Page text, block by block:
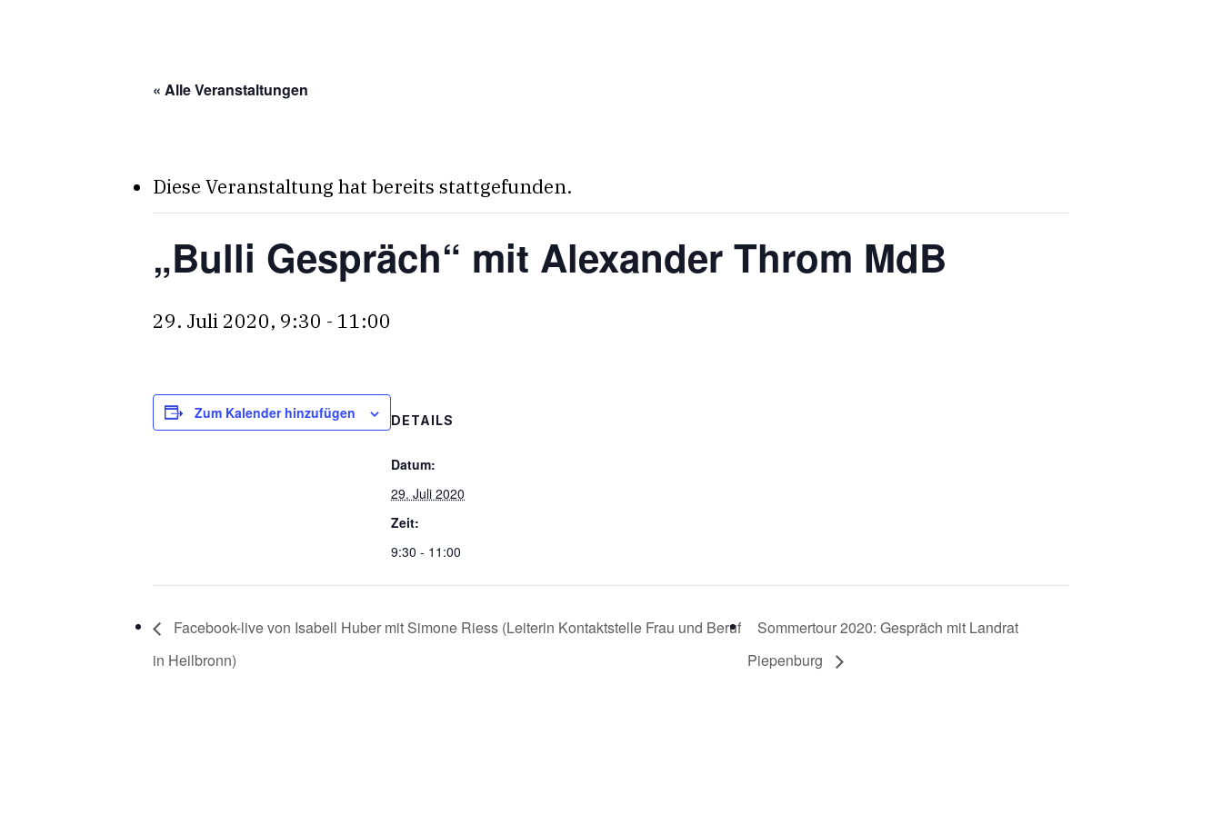
« Alle Veranstaltungen
Diese Veranstaltung hat bereits stattgefunden.
„Bulli Gespräch“ mit Alexander Throm MdB
29. Juli 2020, 9:30 - 11:00
Zum Kalender hinzufügen DETAILS
Datum:
29. Juli 2020
Zeit:
9:30 - 11:00
Facebook-live von Isabell Huber mit Simone Riess (Leiterin Kontaktstelle Frau und Beruf
in Heilbronn)
Sommertour 2020: Gespräch mit Landrat
Piepenburg